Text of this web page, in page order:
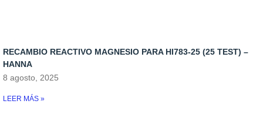
Skymers y reactores
RECAMBIO REACTIVO MAGNESIO PARA HI783-25 (25 TEST) –
HANNA
8 agosto, 2025
LEER MÁS »